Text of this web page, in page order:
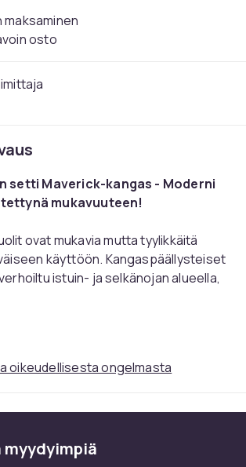
maksaminen
osto
setti Maverick-kangas - Moderni
mukavuuteen!
ovat mukavia mutta tyylikkäitä
käyttöön. Kangaspäällysteiset
istuin- ja selkänojan alueella,
valkoisesta metallista
ilmettä ja täydentävät upeasti
oikeudellisesta ongelmasta
​​myydyimpiä